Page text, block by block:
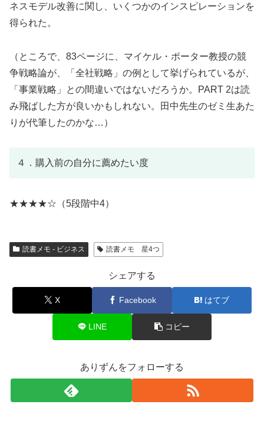
ネスモデル改善に関し、いくつかのインスピレーションを
得られた。
（ところで、83ページに、マイケル・ポーター教授の競
争戦略論が、「全社戦略」の例として挙げられているが、
「事業戦略」との間違いではないだろうか。PART 2は読
み飛ばした方が良いかもしれない。田中先生のゼミ生あた
りが代筆したのかな…）
４．購入前の自分に薦めたい度
★★★★☆（5段階中4）
読書メモ - ビジネス 読書メモ 星4つ
シェアする
X Facebook はてブ
LINE コピー
ありずんをフォローする